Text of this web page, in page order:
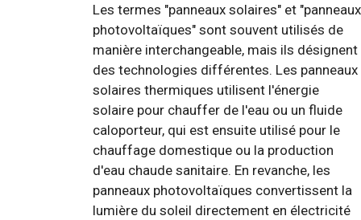
Les termes "panneaux solaires" et "panneaux
photovoltaïques" sont souvent utilisés de
manière interchangeable, mais ils désignent
des technologies différentes. Les panneaux
solaires thermiques utilisent l'énergie
solaire pour chauffer de l'eau ou un fluide
caloporteur, qui est ensuite utilisé pour le
chauffage domestique ou la production
d'eau chaude sanitaire. En revanche, les
panneaux photovoltaïques convertissent la
lumière du soleil directement en électricité